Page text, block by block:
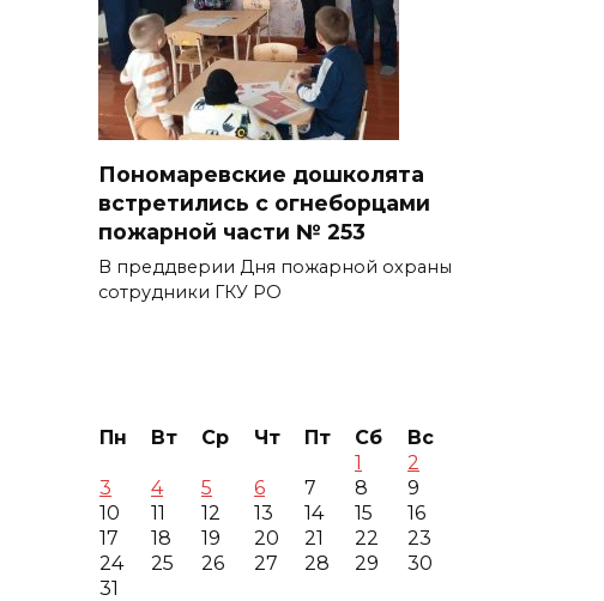
Пономаревские дошколята
встретились с огнеборцами
пожарной части № 253
В преддверии Дня пожарной охраны
сотрудники ГКУ РО
Пн Вт Ср Чт Пт Сб
Вс
1
2
3
4 5 6 7 8
9
10
11 12 13 14 15
16
17
18 19 20 21 22
23
24
25 26 27 28 29
30
31